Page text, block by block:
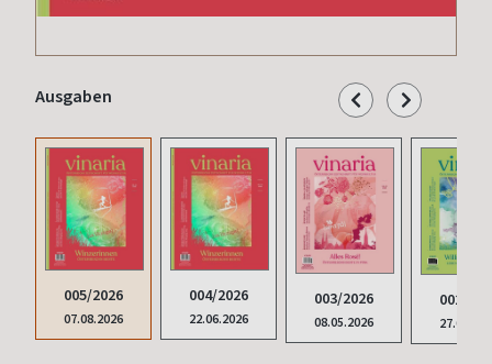
Ausgaben
005/2026
07.08.2026
004/2026
22.06.2026
003/2026
08.05.2026
002/